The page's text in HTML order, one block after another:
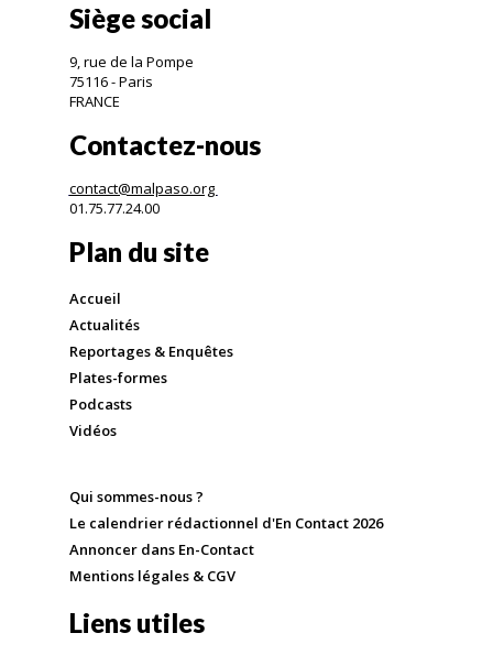
Siège social
9, rue de la Pompe
75116 - Paris
FRANCE
Contactez-nous
contact@malpaso.org
01.75.77.24.00
Plan du site
Accueil
Actualités
Reportages & Enquêtes
Plates-formes
Podcasts
Vidéos
Qui sommes-nous ?
Le calendrier rédactionnel d'En Contact 2026
Annoncer dans En-Contact
Mentions légales & CGV
Liens utiles